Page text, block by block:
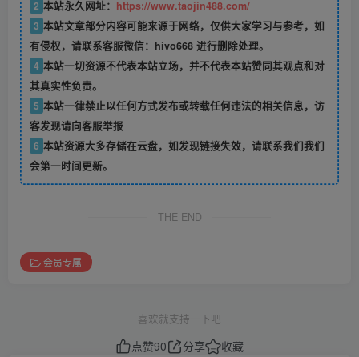
2 本站永久网址： https://www.taojin488.com/
3 本站文章部分内容可能来源于网络，仅供大家学习与参考，如
有侵权，请联系客服微信：hivo668 进行删除处理。
4 本站一切资源不代表本站立场，并不代表本站赞同其观点和对
其真实性负责。
5 本站一律禁止以任何方式发布或转载任何违法的相关信息，访
客发现请向客服举报
6 本站资源大多存储在云盘，如发现链接失效，请联系我们我们
会第一时间更新。
THE END
会员专属
喜欢就支持一下吧
点赞90 分享
收藏